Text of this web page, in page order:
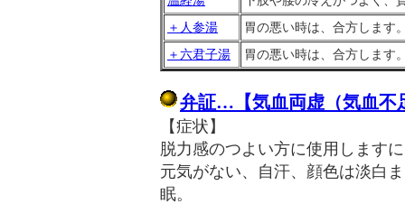
＋人参湯
胃の悪い時は、合方します
＋六君子湯
胃の悪い時は、合方します
弁証…【気血両虚（気血不
【症状】
脱力感のつよい方に使用します
元気がない、自汗、顔色は淡白
眠。